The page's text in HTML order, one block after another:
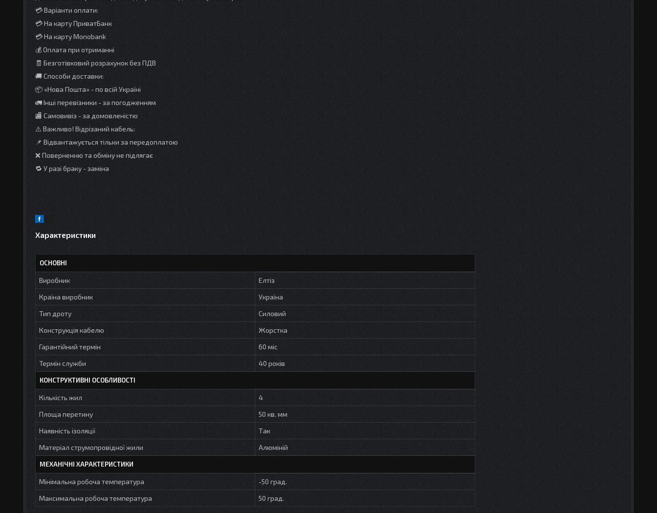
💳 Варіанти оплати:
💳 На карту ПриватБанк
💳 На карту Monobank
💰 Оплата при отриманні
🧾 Безготівковий розрахунок без ПДВ
🚚 Способи доставки:
📦 «Нова Пошта» - по всій Україні
🚛 Інші перевізники - за погодженням
🏬 Самовивіз - за домовленістю
⚠️ Важливо! Відрізаний кабель:
📌 Відвантажується тільки за передоплатою
❌ Поверненню та обміну не підлягає
🔁 У разі браку - заміна
Характеристики
ОСНОВНІ
Виробник
Елтіз
Країна виробник
Україна
Тип дроту
Силовий
Конструкція кабелю
Жорстка
Гарантійний термін
60 міс
Термін служби
40 років
КОНСТРУКТИВНІ ОСОБЛИВОСТІ
Кількість жил
4
Площа перетину
50 кв. мм
Наявність ізоляції
Так
Матеріал струмопровідної жили
Алюміній
МЕХАНІЧНІ ХАРАКТЕРИСТИКИ
Мінімальна робоча температура
-50 град.
Максимальна робоча температура
50 град.